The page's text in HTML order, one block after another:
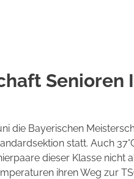
Senioren
die Bayerischen
statt. Auch
dieser Klasse nicht
ihren Weg zur